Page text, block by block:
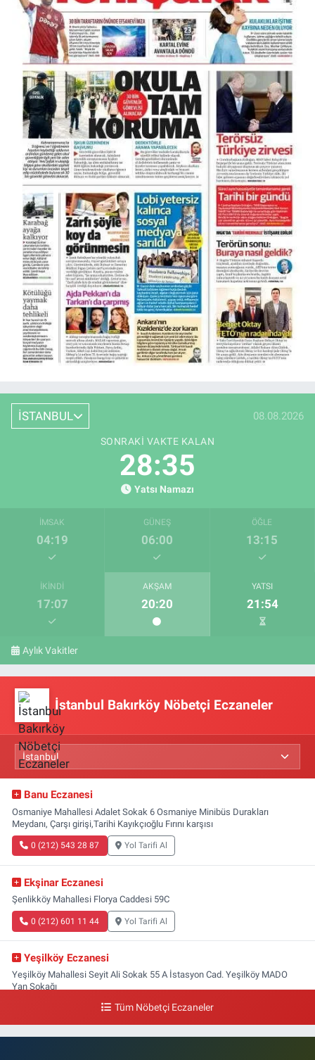
İSTANBUL 08.08.2026
SONRAKI VAKTE KALAN
28:35
Yatsı Namazı
İMSAK
04:19
GÜNEŞ
06:00
ÖĞLE
13:15
İKINDI
17:07
AKŞAM
20:20
YATSI
21:54
Aylık Vakitler
İstanbul Bakırköy Nöbetçi Eczaneler
Banu Eczanesi
Osmaniye Mahallesi Adalet Sokak 6 Osmaniye Minibüs Durakları
Meydanı, Çarşı girişi,Tarihi Kayıkçıoğlu Fırını karşısı
0 (212) 543 28 87 Yol Tarifi Al
Ekşinar Eczanesi
Şenlikköy Mahallesi Florya Caddesi 59C
0 (212) 601 11 44 Yol Tarifi Al
Yeşilköy Eczanesi
Yeşilköy Mahallesi Seyit Ali Sokak 55 A İstasyon Cad. Yeşilköy MADO
Yan Sokağı
Yol Tarifi Al
Tüm Nöbetçi Eczaneler